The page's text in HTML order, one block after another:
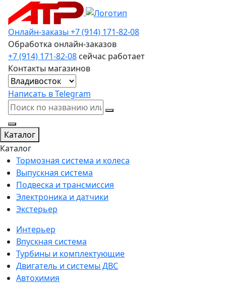
Онлайн-заказы +7 (914) 171-82-08
Обработка онлайн-заказов
+7 (914) 171-82-08 сейчас работает
Контакты магазинов
Написать в Telegram
Каталог
Каталог
Тормозная система и колеса
Выпускная система
Подвеска и трансмиссия
Электроника и датчики
Экстерьер
Интерьер
Впускная система
Турбины и комплектующие
Двигатель и системы ДВС
Автохимия